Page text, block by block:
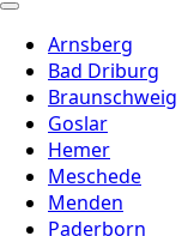
Arnsberg
Bad Driburg
Braunschweig
Goslar
Hemer
Meschede
Menden
Paderborn